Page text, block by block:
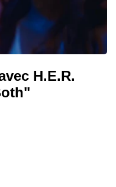
H.E.R.